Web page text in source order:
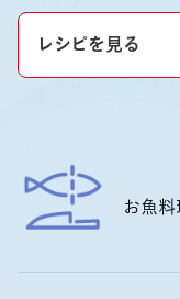
レシピを見る
お魚